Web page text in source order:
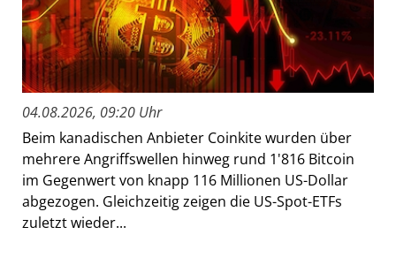
04.08.2026, 09:20 Uhr
Beim kanadischen Anbieter Coinkite wurden über
mehrere Angriffswellen hinweg rund 1'816 Bitcoin
im Gegenwert von knapp 116 Millionen US-Dollar
abgezogen. Gleichzeitig zeigen die US-Spot-ETFs
zuletzt wieder...